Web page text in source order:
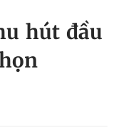
hút đầu